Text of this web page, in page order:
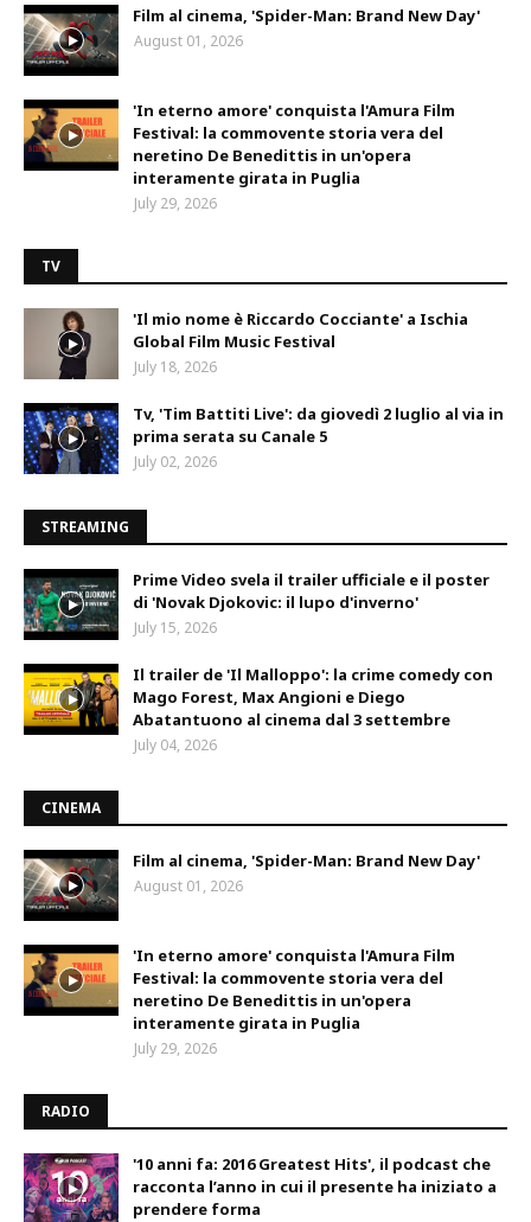
Film al cinema, 'Spider-Man: Brand New Day'
August 01, 2026
'In eterno amore' conquista l'Amura Film
Festival: la commovente storia vera del
neretino De Benedittis in un'opera
interamente girata in Puglia
July 29, 2026
TV
'Il mio nome è Riccardo Cocciante' a Ischia
Global Film Music Festival
July 18, 2026
Tv, 'Tim Battiti Live': da giovedì 2 luglio al via in
prima serata su Canale 5
July 02, 2026
STREAMING
Prime Video svela il trailer ufficiale e il poster
di 'Novak Djokovic: il lupo d'inverno'
July 15, 2026
Il trailer de 'Il Malloppo': la crime comedy con
Mago Forest, Max Angioni e Diego
Abatantuono al cinema dal 3 settembre
July 04, 2026
CINEMA
Film al cinema, 'Spider-Man: Brand New Day'
August 01, 2026
'In eterno amore' conquista l'Amura Film
Festival: la commovente storia vera del
neretino De Benedittis in un'opera
interamente girata in Puglia
July 29, 2026
RADIO
'10 anni fa: 2016 Greatest Hits', il podcast che
racconta l’anno in cui il presente ha iniziato a
prendere forma